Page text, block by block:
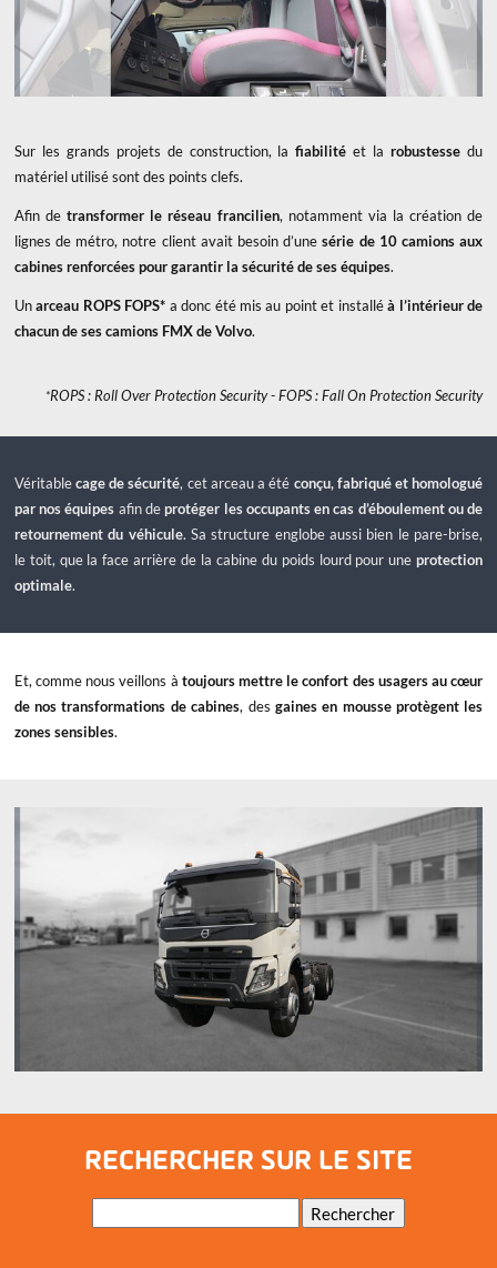
Sur les grands projets de construction, lafiabilité et larobustesse du
matériel utilisé sont des points clefs.
Afin detransformer le réseau francilien, notamment via la création de
lignes de métro, notre client avait besoin d’unesérie de 10 camions aux
cabines renforcées pour garantir la sécurité de ses équipes.
Unarceau ROPS FOPS* a donc été mis au point et installéà l’intérieur de
chacun de ses camions FMX de Volvo.
*ROPS : Roll Over Protection Security - FOPS : Fall On Protection Security
Véritablecage de sécurité, cet arceau a été conçu, fabriqué et homologué
par nos équipes afin deprotéger les occupants en cas d’éboulement ou de
retournement du véhicule. Sa structure englobe aussi bien le pare-brise,
le toit, que la face arrière de la cabine du poids lourd pour uneprotection
optimale.
Et, comme nous veillons à toujours mettre le confort des usagers au cœur
de nos transformations de cabines, des gaines en mousse protègent les
zones sensibles.
RECHERCHER SUR LE SITE
Mots-
Rechercher